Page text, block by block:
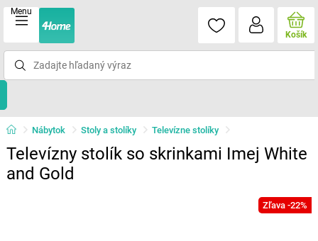
Menu
Košík
Nábytok Stoly a stolíky Televízne stolíky
Televízny stolík so skrinkami Imej White
and Gold
Zľava -22%